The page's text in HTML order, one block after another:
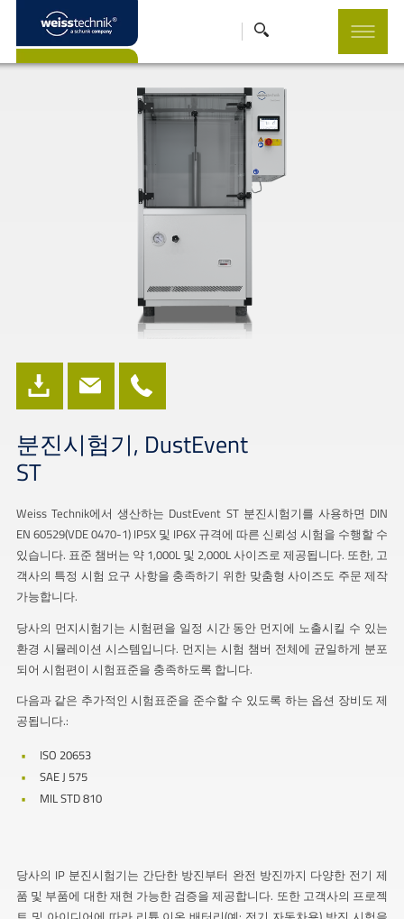
분진시험기, DustEvent
ST
Weiss Technik에서 생산하는 DustEvent ST 분진시험기를 사용하면 DIN
EN 60529(VDE 0470-1) IP5X 및 IP6X 규격에 따른 신뢰성 시험을 수행할 수
있습니다. 표준 챔버는 약 1,000L 및 2,000L 사이즈로 제공됩니다. 또한, 고
객사의 특정 시험 요구 사항을 충족하기 위한 맞춤형 사이즈도 주문 제작
가능합니다.
당사의 먼지시험기는 시험편을 일정 시간 동안 먼지에 노출시킬 수 있는
환경 시뮬레이션 시스템입니다. 먼지는 시험 챔버 전체에 균일하게 분포
되어 시험편이 시험표준을 충족하도록 합니다.
다음과 같은 추가적인 시험표준을 준수할 수 있도록 하는 옵션 장비도 제
공됩니다.:
ISO 20653
SAE J 575
MIL STD 810
당사의 IP 분진시험기는 간단한 방진부터 완전 방진까지 다양한 전기 제
품 및 부품에 대한 재현 가능한 검증을 제공합니다. 또한 고객사의 프로젝